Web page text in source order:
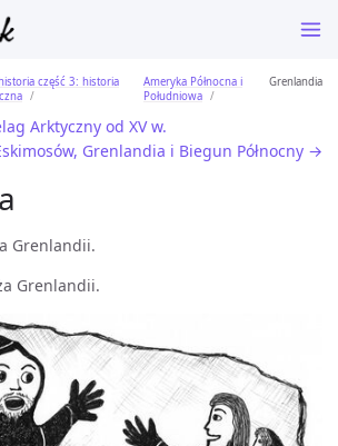
część 3: historia
Ameryka Północna i
Południowa
Grenlandia
Arktyczny od XV w.
Grenlandia i Biegun Północny →
Grenlandii.
Grenlandii.